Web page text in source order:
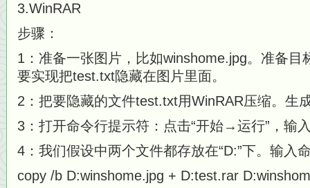
3.WinRAR
步骤：
1：准备一张图片，比如winshome.jpg。准备
要实现把test.txt隐藏在图片里面。
2：把要隐藏的文件test.txt用WinRAR压缩。生
3：打开命令行提示符：点击“开始→运行”，输
4：我们假设中两个文件都存放在“D:”下。输入
copy /b D:winshome.jpg + D:test.rar